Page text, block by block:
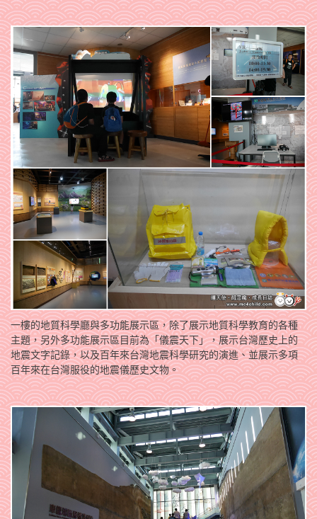
一樓的地質科學廳與多功能展示區，除了展示地質科學教育的各種
主題，另外多功能展示區目前為「儀震天下」，展示台灣歷史上的
地震文字記錄，以及百年來台灣地震科學研究的演進、並展示多項
百年來在台灣服役的地震儀歷史文物。